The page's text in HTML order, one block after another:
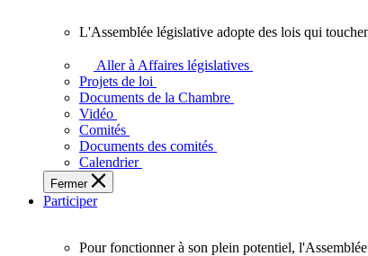
l'Ontario.
législative
adopte
touchent
vie
des
Ontariennes
Ontariens.
L'Assemblée législative adopte des lois qui
Aller à Affaires législatives
Projets de loi
Documents de la Chambre
Vidéo
Comités
Documents des comités
Calendrier
Fermer
Participer
Pour fonctionner à son plein potentiel,